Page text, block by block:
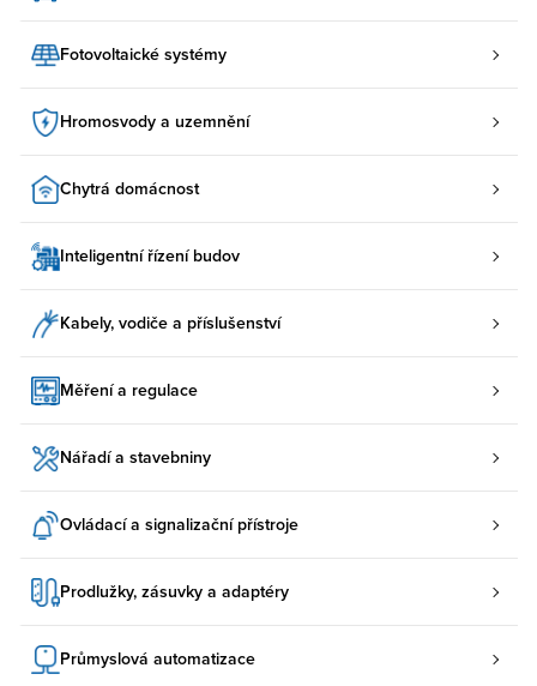
Fotovoltaické systémy
Hromosvody a uzemnění
Chytrá domácnost
Inteligentní řízení budov
Kabely, vodiče a příslušenství
Měření a regulace
Nářadí a stavebniny
Ovládací a signalizační přístroje
Prodlužky, zásuvky a adaptéry
Průmyslová automatizace